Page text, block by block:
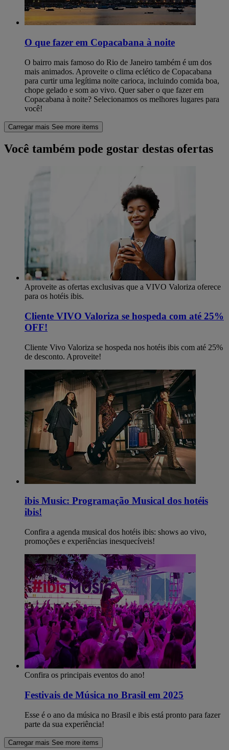
O que fazer em Copacabana à noite
O bairro mais famoso do Rio de Janeiro também é um dos
mais animados. Aproveite o clima eclético de Copacabana
para curtir uma legítima noite carioca, incluindo comida boa,
chope gelado e som ao vivo. Quer saber o que fazer em
Copacabana à noite? Selecionamos os melhores lugares para
você!
Carregar mais See more items
Você também pode gostar destas ofertas
Aproveite as ofertas exclusivas que a VIVO Valoriza oferece
para os hotéis ibis.
Cliente VIVO Valoriza se hospeda com até 25%
OFF!
Cliente Vivo Valoriza se hospeda nos hotéis ibis com até 25%
de desconto. Aproveite!
ibis Music: Programação Musical dos hotéis
ibis!
Confira a agenda musical dos hotéis ibis: shows ao vivo,
promoções e experiências inesquecíveis!
Confira os principais eventos do ano!
Festivais de Música no Brasil em 2025
Esse é o ano da música no Brasil e ibis está pronto para fazer
parte da sua experiência!
Carregar mais See more items